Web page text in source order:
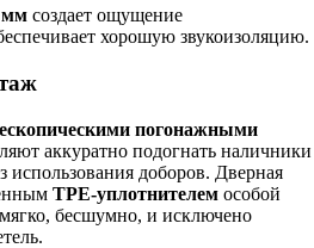
мм создает ощущение
хорошую звукоизоляцию.
погонажными
аккуратно подогнать наличники
доборов. Дверная
TPE-уплотнителем особой
бесшумно, и исключено